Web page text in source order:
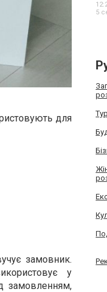
для
замовник.
у
замовленням,
5